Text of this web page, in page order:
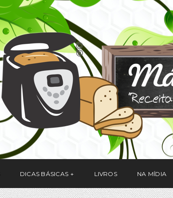
DICAS BÁSICAS LIVROS NA MÍDIA